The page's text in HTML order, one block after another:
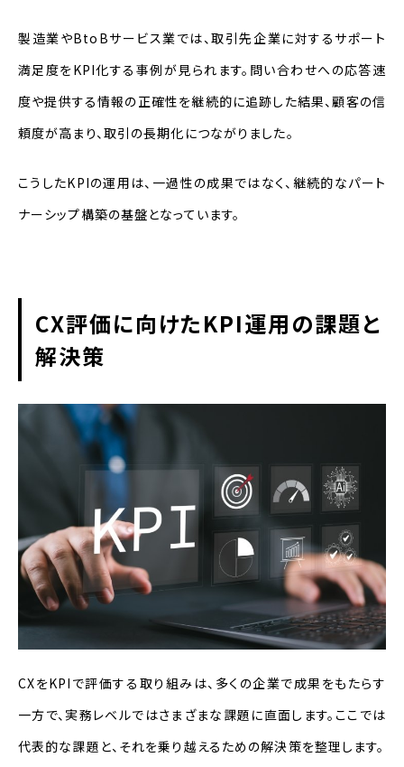
製造業やBtoBサービス業では、取引先企業に対するサポート
満足度をKPI化する事例が見られます。問い合わせへの応答速
度や提供する情報の正確性を継続的に追跡した結果、顧客の信
頼度が高まり、取引の長期化につながりました。
こうしたKPIの運用は、一過性の成果ではなく、継続的なパート
ナーシップ構築の基盤となっています。
CX評価に向けたKPI運用の課題と
解決策
CXをKPIで評価する取り組みは、多くの企業で成果をもたらす
一方で、実務レベルではさまざまな課題に直面します。ここでは
代表的な課題と、それを乗り越えるための解決策を整理します。